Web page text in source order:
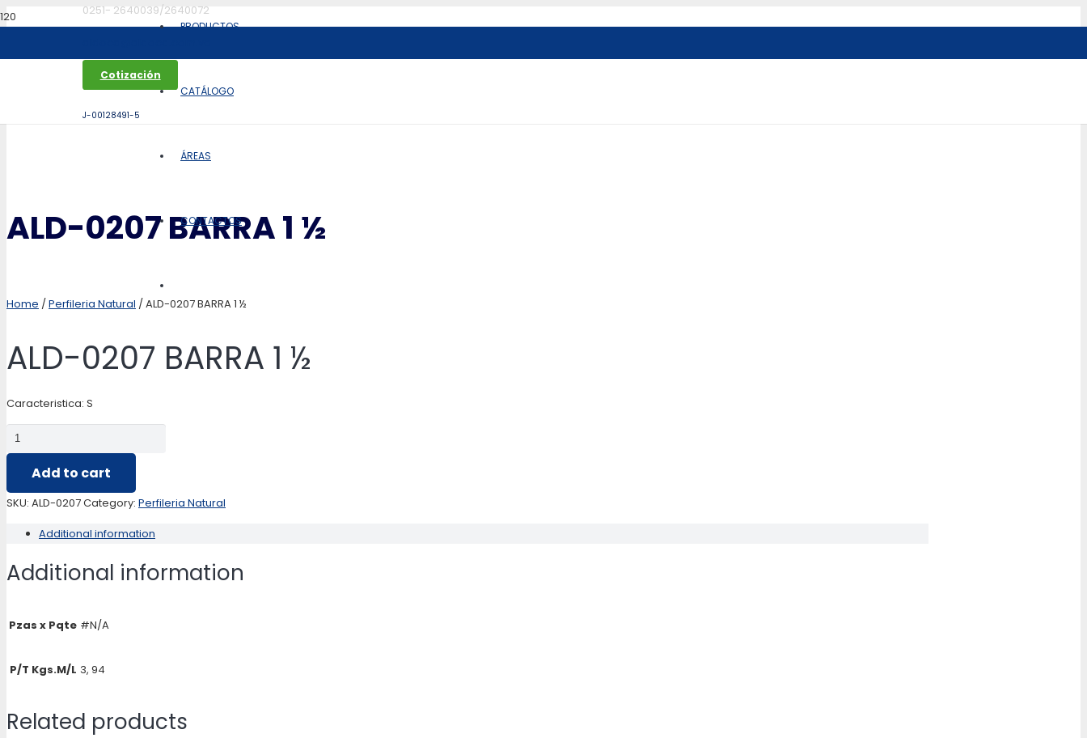
0251- 2640039/2640072
Cotización
J-00128491-5
PRODUCTOS
CATÁLOGO
ÁREAS
CONTACTOS
ALD-0207 BARRA 1 ½
Home /Perfileria Natural / ALD-0207 BARRA 1 ½
ALD-0207 BARRA 1 ½
Caracteristica: S
ALD-
0207
BARRA
1
quantity
Add to cart
SKU: ALD-0207Category: Perfileria Natural
Additional information
Additional information
Pzas x Pqte #N/A
P/T Kgs.M/L 3, 94
Related products